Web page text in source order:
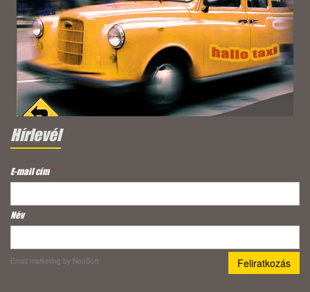
Hírlevél
E-mail cím*
Név
Email marketing by NeoSoft